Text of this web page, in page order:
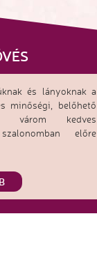
és lányoknak a
minőségi, belőhető
várom kedves
előre